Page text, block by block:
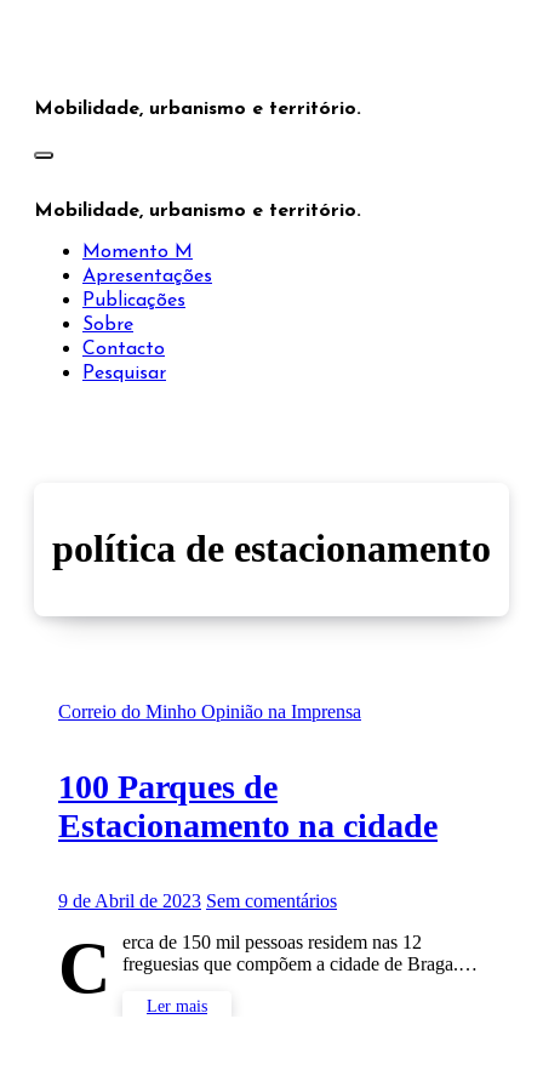
Mobilidade, urbanismo e território.
Mobilidade, urbanismo e território.
Momento M
Apresentações
Publicações
Sobre
Contacto
Pesquisar
política de estacionamento
Correio do Minho Opinião na Imprensa
100 Parques de
Estacionamento na cidade
9 de Abril de 2023 Sem comentários
C
erca de 150 mil pessoas residem nas 12
freguesias que compõem a cidade de Braga.…
Ler mais